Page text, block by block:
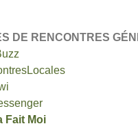
DE RENCONTRES
Fait Moi